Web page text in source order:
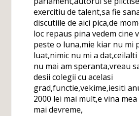
exercitiu de talent,sa fie
discutiile de aici pica,de
loc repaus pina vedem cine
peste o luna,mie kiar nu mi
luat,nimic nu mi a dat,ceilalti
nu mai am speranta,vreau
desii colegii cu acelasi
grad,functie,vekime,iesiti
2000 lei mai mult,e vina
mai devreme,